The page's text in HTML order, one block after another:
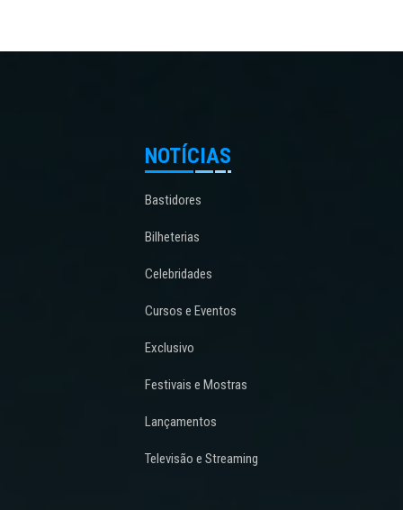
NOTÍCIAS
Bastidores
Bilheterias
Celebridades
Cursos e Eventos
Exclusivo
Festivais e Mostras
Lançamentos
Televisão e Streaming